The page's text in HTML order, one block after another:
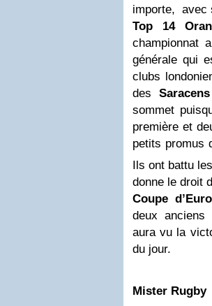
importe, avec
Top 14
championnat
générale qui
clubs
des Saracens
sommet
première et
petits promus
Ils ont battu les
donne le droit
Coupe
deux anciens
aura vu la
du jour.
Mister Rugby